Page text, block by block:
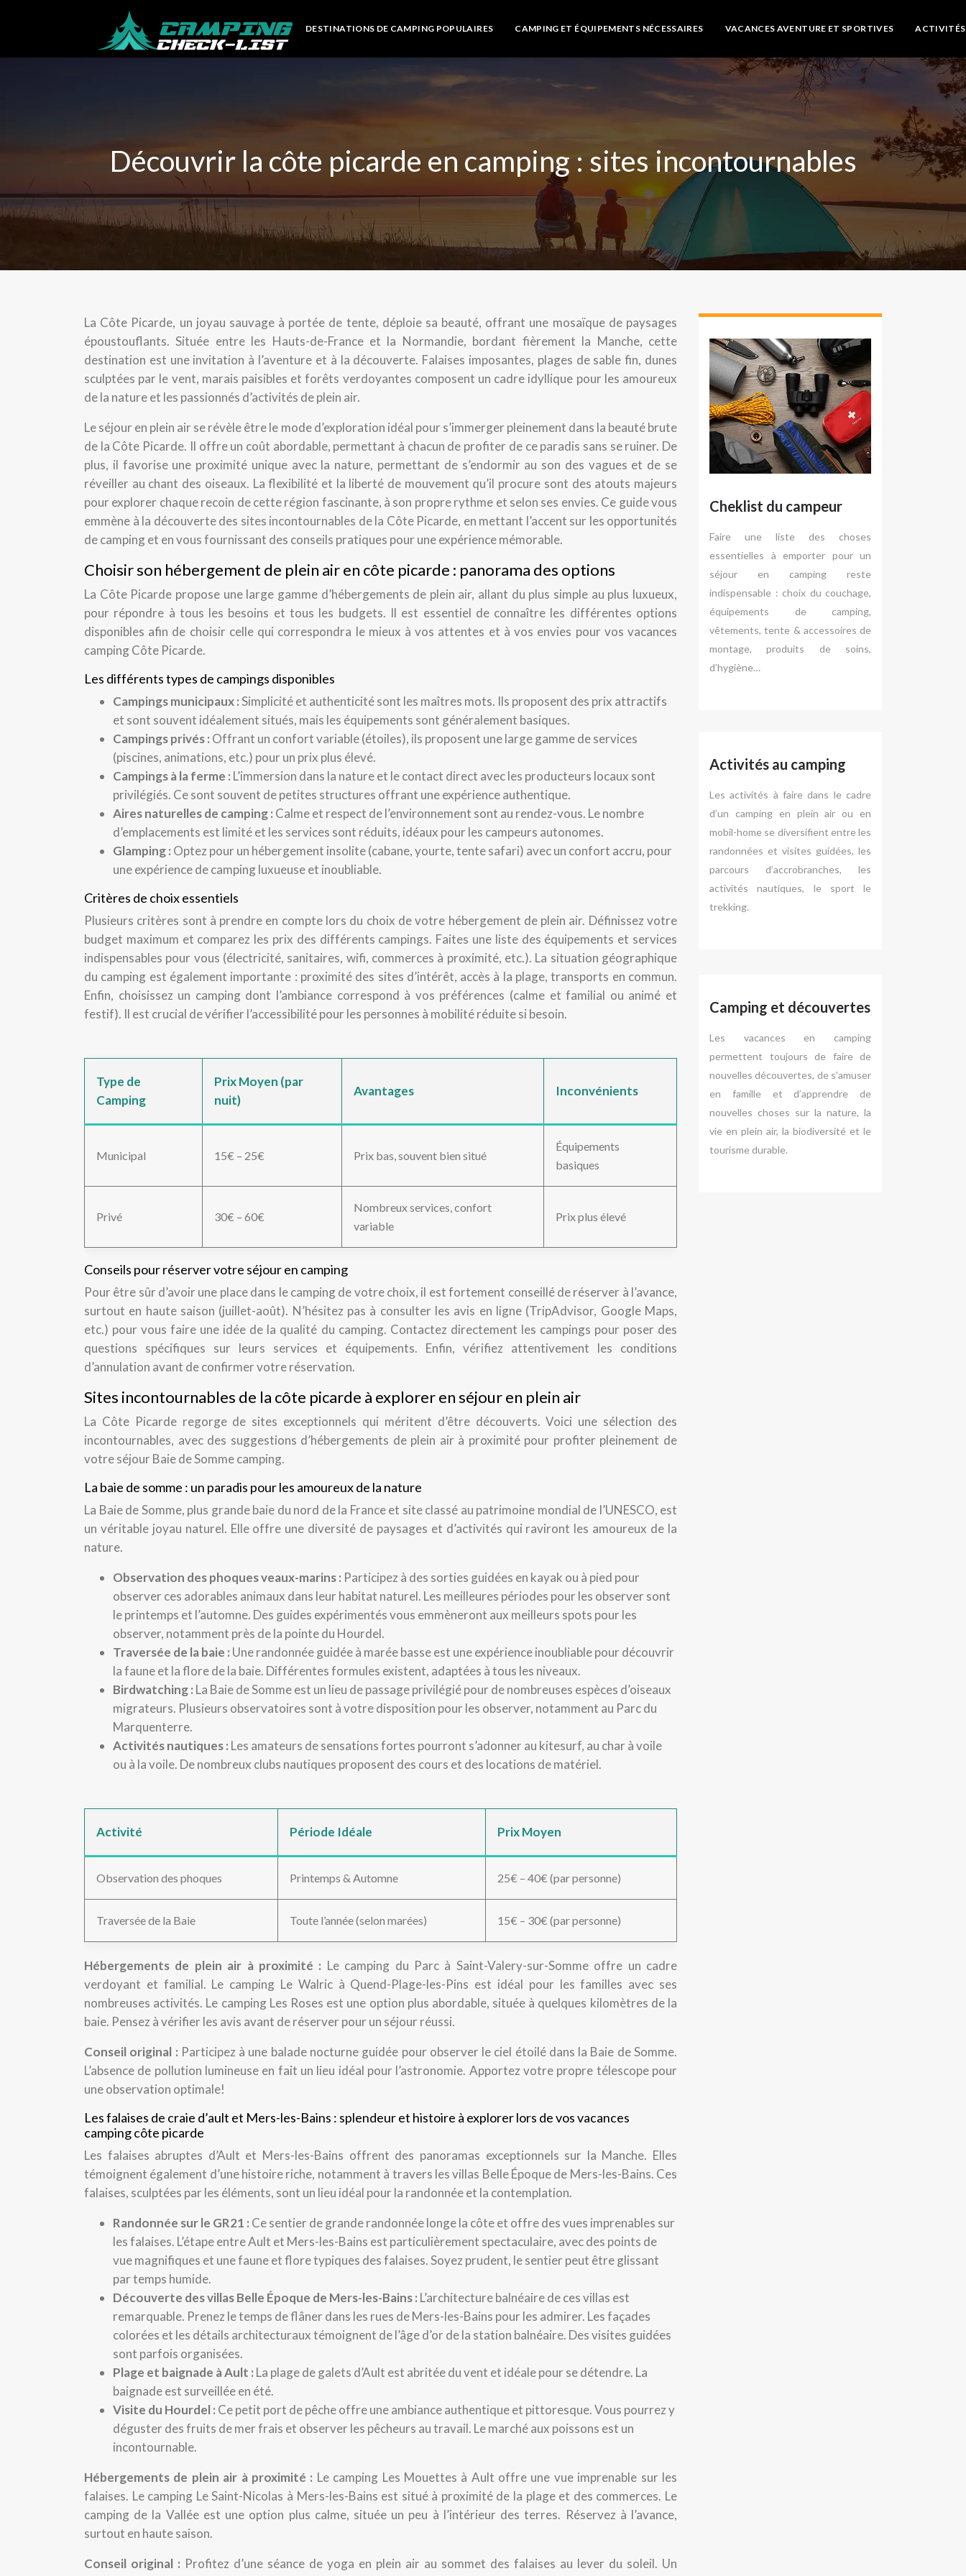
DESTINATIONS DE CAMPING POPULAIRES CAMPING ET ÉQUIPEMENTS NÉCESSAIRES VACANCES AVENTURE ET SPORTIVES ACTIVITÉS
Découvrir la côte picarde en camping : sites incontournables
La Côte Picarde, un joyau sauvage à portée de tente, déploie sa beauté, offrant une mosaïque de paysages
époustouflants. Située entre les Hauts-de-France et la Normandie, bordant fièrement la Manche, cette
destination est une invitation à l’aventure et à la découverte. Falaises imposantes, plages de sable fin, dunes
sculptées par le vent, marais paisibles et forêts verdoyantes composent un cadre idyllique pour les amoureux
de la nature et les passionnés d’activités de plein air.
Le séjour en plein air se révèle être le mode d’exploration idéal pour s’immerger pleinement dans la beauté brute
de la Côte Picarde. Il offre un coût abordable, permettant à chacun de profiter de ce paradis sans se ruiner. De
plus, il favorise une proximité unique avec la nature, permettant de s’endormir au son des vagues et de se
réveiller au chant des oiseaux. La flexibilité et la liberté de mouvement qu’il procure sont des atouts majeurs
pour explorer chaque recoin de cette région fascinante, à son propre rythme et selon ses envies. Ce guide vous
emmène à la découverte des sites incontournables de la Côte Picarde, en mettant l’accent sur les opportunités
de camping et en vous fournissant des conseils pratiques pour une expérience mémorable.
Choisir son hébergement de plein air en côte picarde : panorama des options
La Côte Picarde propose une large gamme d’hébergements de plein air, allant du plus simple au plus luxueux,
pour répondre à tous les besoins et tous les budgets. Il est essentiel de connaître les différentes options
disponibles afin de choisir celle qui correspondra le mieux à vos attentes et à vos envies pour vos vacances
camping Côte Picarde.
Les différents types de campings disponibles
Campings municipaux :Simplicité et authenticité sont les maîtres mots. Ils proposent des prix attractifs
et sont souvent idéalement situés, mais les équipements sont généralement basiques.
Campings privés : Offrant un confort variable (étoiles), ils proposent une large gamme de services
(piscines, animations, etc.) pour un prix plus élevé.
Campings à la ferme : L’immersion dans la nature et le contact direct avec les producteurs locaux sont
privilégiés. Ce sont souvent de petites structures offrant une expérience authentique.
Aires naturelles de camping : Calme et respect de l’environnement sont au rendez-vous. Le nombre
d’emplacements est limité et les services sont réduits, idéaux pour les campeurs autonomes.
Glamping : Optez pour un hébergement insolite (cabane, yourte, tente safari) avec un confort accru, pour
une expérience de camping luxueuse et inoubliable.
Critères de choix essentiels
Plusieurs critères sont à prendre en compte lors du choix de votre hébergement de plein air. Définissez votre
budget maximum et comparez les prix des différents campings. Faites une liste des équipements et services
indispensables pour vous (électricité, sanitaires, wifi, commerces à proximité, etc.). La situation géographique
du camping est également importante : proximité des sites d’intérêt, accès à la plage, transports en commun.
Enfin, choisissez un camping dont l’ambiance correspond à vos préférences (calme et familial ou animé et
festif). Il est crucial de vérifier l’accessibilité pour les personnes à mobilité réduite si besoin.
Type de
Camping
Prix Moyen (par
nuit)
Avantages Inconvénients
Municipal 15€ – 25€ Prix bas, souvent bien situé
Équipements
basiques
Privé 30€ – 60€
Nombreux services, confort
variable
Prix plus élevé
Conseils pour réserver votre séjour en camping
Pour être sûr d’avoir une place dans le camping de votre choix, il est fortement conseillé de réserver à l’avance,
surtout en haute saison (juillet-août). N’hésitez pas à consulter les avis en ligne (TripAdvisor, Google Maps,
etc.) pour vous faire une idée de la qualité du camping. Contactez directement les campings pour poser des
questions spécifiques sur leurs services et équipements. Enfin, vérifiez attentivement les conditions
d’annulation avant de confirmer votre réservation.
Sites incontournables de la côte picarde à explorer en séjour en plein air
La Côte Picarde regorge de sites exceptionnels qui méritent d’être découverts. Voici une sélection des
incontournables, avec des suggestions d’hébergements de plein air à proximité pour profiter pleinement de
votre séjour Baie de Somme camping.
La baie de somme : un paradis pour les amoureux de la nature
La Baie de Somme, plus grande baie du nord de la France et site classé au patrimoine mondial de l’UNESCO, est
un véritable joyau naturel. Elle offre une diversité de paysages et d’activités qui raviront les amoureux de la
nature.
Observation des phoques veaux-marins : Participez à des sorties guidées en kayak ou à pied pour
observer ces adorables animaux dans leur habitat naturel. Les meilleures périodes pour les observer sont
le printemps et l’automne. Des guides expérimentés vous emmèneront aux meilleurs spots pour les
observer, notamment près de la pointe du Hourdel.
Traversée de la baie : Une randonnée guidée à marée basse est une expérience inoubliable pour découvrir
la faune et la flore de la baie. Différentes formules existent, adaptées à tous les niveaux.
Birdwatching : La Baie de Somme est un lieu de passage privilégié pour de nombreuses espèces d’oiseaux
migrateurs. Plusieurs observatoires sont à votre disposition pour les observer, notamment au Parc du
Marquenterre.
Activités nautiques : Les amateurs de sensations fortes pourront s’adonner au kitesurf, au char à voile
ou à la voile. De nombreux clubs nautiques proposent des cours et des locations de matériel.
Activité Période Idéale Prix Moyen
Observation des phoques Printemps & Automne 25€ – 40€ (par personne)
Traversée de la Baie Toute l’année (selon marées) 15€ – 30€ (par personne)
Hébergements de plein air à proximité : Le camping du Parc à Saint-Valery-sur-Somme offre un cadre
verdoyant et familial. Le camping Le Walric à Quend-Plage-les-Pins est idéal pour les familles avec ses
nombreuses activités. Le camping Les Roses est une option plus abordable, située à quelques kilomètres de la
baie. Pensez à vérifier les avis avant de réserver pour un séjour réussi.
Conseil original : Participez à une balade nocturne guidée pour observer le ciel étoilé dans la Baie de Somme.
L’absence de pollution lumineuse en fait un lieu idéal pour l’astronomie. Apportez votre propre télescope pour
une observation optimale!
Les falaises de craie d’ault et Mers-les-Bains : splendeur et histoire à explorer lors de vos vacances
camping côte picarde
Les falaises abruptes d’Ault et Mers-les-Bains offrent des panoramas exceptionnels sur la Manche. Elles
témoignent également d’une histoire riche, notamment à travers les villas Belle Époque de Mers-les-Bains. Ces
falaises, sculptées par les éléments, sont un lieu idéal pour la randonnée et la contemplation.
Randonnée sur le GR21 : Ce sentier de grande randonnée longe la côte et offre des vues imprenables sur
les falaises. L’étape entre Ault et Mers-les-Bains est particulièrement spectaculaire, avec des points de
vue magnifiques et une faune et flore typiques des falaises. Soyez prudent, le sentier peut être glissant
par temps humide.
Découverte des villas Belle Époque de Mers-les-Bains : L’architecture balnéaire de ces villas est
remarquable. Prenez le temps de flâner dans les rues de Mers-les-Bains pour les admirer. Les façades
colorées et les détails architecturaux témoignent de l’âge d’or de la station balnéaire. Des visites guidées
sont parfois organisées.
Plage et baignade à Ault : La plage de galets d’Ault est abritée du vent et idéale pour se détendre. La
baignade est surveillée en été.
Visite du Hourdel : Ce petit port de pêche offre une ambiance authentique et pittoresque. Vous pourrez y
déguster des fruits de mer frais et observer les pêcheurs au travail. Le marché aux poissons est un
incontournable.
Hébergements de plein air à proximité : Le camping Les Mouettes à Ault offre une vue imprenable sur les
falaises. Le camping Le Saint-Nicolas à Mers-les-Bains est situé à proximité de la plage et des commerces. Le
camping de la Vallée est une option plus calme, située un peu à l’intérieur des terres. Réservez à l’avance,
surtout en haute saison.
Conseil original : Profitez d’une séance de yoga en plein air au sommet des falaises au lever du soleil. Un
Cheklist du campeur
Faire une liste des choses
essentielles à emporter pour un
séjour en camping reste
indispensable : choix du couchage,
équipements de camping,
vêtements, tente & accessoires de
montage, produits de soins,
d’hygiène…
Activités au camping
Les activités à faire dans le cadre
d’un camping en plein air ou en
mobil-home se diversifient entre les
randonnées et visites guidées, les
parcours d’accrobranches, les
activités nautiques, le sport le
trekking.
Camping et découvertes
Les vacances en camping
permettent toujours de faire de
nouvelles découvertes, de s’amuser
en famille et d’apprendre de
nouvelles choses sur la nature, la
vie en plein air, la biodiversité et le
tourisme durable.